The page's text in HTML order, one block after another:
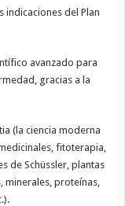
indicaciones del Plan
avanzado para
gracias a la
(la ciencia moderna
fitoterapia,
de Schüssler, plantas
minerales, proteínas,